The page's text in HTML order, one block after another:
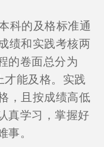
科的及格标准通
绩和实践考核两
的卷面总分为
才能及格。实践
，且按成绩高低
真学习，掌握好
事。